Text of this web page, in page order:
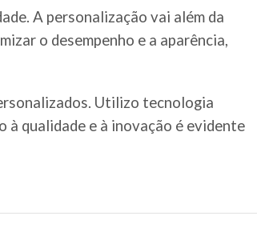
A personalização vai além da
o desempenho e a aparência,
Utilizo tecnologia
qualidade e à inovação é evidente